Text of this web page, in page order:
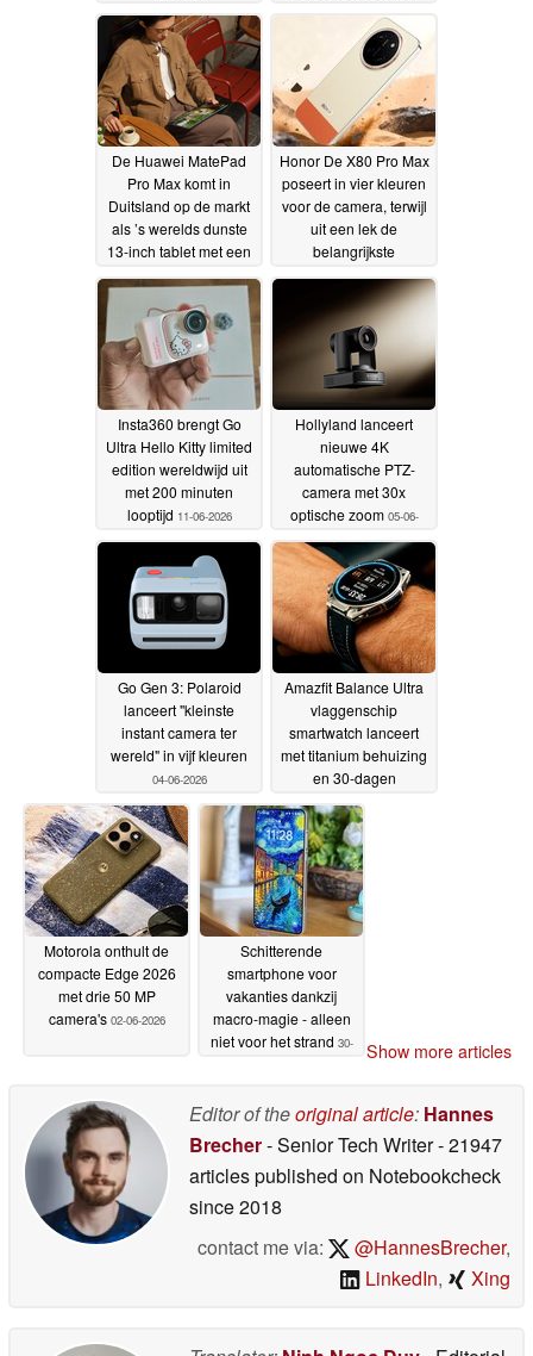
09-07-2026
De Huawei MatePad
Pro Max komt in
Duitsland op de markt
als ’s werelds dunste
13-inch tablet met een
Honor De X80 Pro Max
poseert in vier kleuren
voor de camera, terwijl
uit een lek de
belangrijkste
voren komen16-06-2026
Insta360 brengt Go
Ultra Hello Kitty limited
edition wereldwijd uit
met 200 minuten
looptijd 11-06-2026
Hollyland lanceert
nieuwe 4K
automatische PTZ-
camera met 30x
optische zoom 05-06-
2026
Go Gen 3: Polaroid
lanceert "kleinste
instant camera ter
wereld" in vijf kleuren
04-06-2026
Amazfit Balance Ultra
vlaggenschip
smartwatch lanceert
met titanium behuizing
en 30-dagen
Motorola onthult de
compacte Edge 2026
met drie 50 MP
camera's 02-06-2026
Schitterende
smartphone voor
vakanties dankzij
macro-magie - alleen
niet voor het strand 30-
Show more articles
Editor of theoriginal article: Hannes
Brecher- Senior Tech Writer- 21947
articles published on Notebookcheck
since 2018
contact me via:
@HannesBrecher,
LinkedIn, Xing